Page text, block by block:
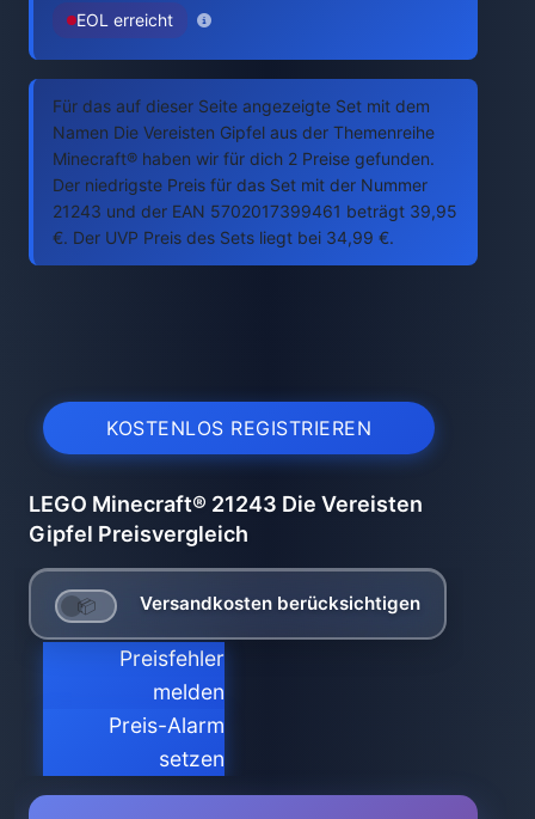
EOL erreicht
Für das auf dieser Seite angezeigte Set mit dem
Namen Die Vereisten Gipfel aus der Themenreihe
Minecraft® haben wir für dich 2 Preise gefunden.
Der niedrigste Preis für das Set mit der Nummer
21243 und der EAN 5702017399461 beträgt 39,95
€. Der UVP Preis des Sets liegt bei 34,99 €.
KOSTENLOS REGISTRIEREN
LEGO Minecraft® 21243 Die Vereisten
Gipfel Preisvergleich
Versandkosten berücksichtigen
Preisfehler
melden
Preis-Alarm
setzen